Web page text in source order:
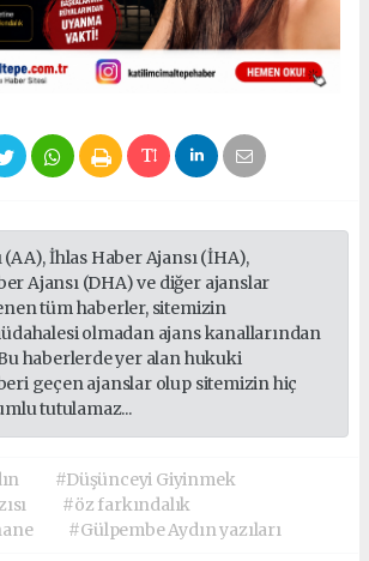
İhlas Haber Ajansı (İHA),
Ajansı (DHA) ve diğer ajanslar
tüm haberler, sitemizin
olmadan ajans kanallarından
haberlerde yer alan hukuki
geçen ajanslar olup sitemizin hiç
tutulamaz...
#Düşünceyi Giyinmek
#öz farkındalık
#Gülpembe Aydın yazıları